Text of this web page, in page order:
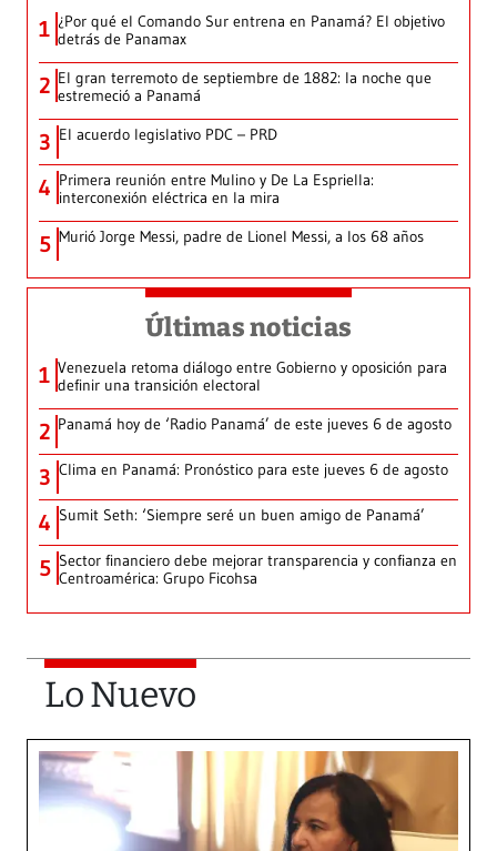
1 ¿Por qué el Comando Sur entrena en Panamá? El objetivo
detrás de Panamax
2 El gran terremoto de septiembre de 1882: la noche que
estremeció a Panamá
3 El acuerdo legislativo PDC – PRD
4 Primera reunión entre Mulino y De La Espriella:
interconexión eléctrica en la mira
5 Murió Jorge Messi, padre de Lionel Messi, a los 68 años
Últimas noticias
1 Venezuela retoma diálogo entre Gobierno y oposición para
definir una transición electoral
2 Panamá hoy de ‘Radio Panamá’ de este jueves 6 de agosto
3 Clima en Panamá: Pronóstico para este jueves 6 de agosto
4 Sumit Seth: ‘Siempre seré un buen amigo de Panamá’
5 Sector financiero debe mejorar transparencia y confianza en
Centroamérica: Grupo Ficohsa
Lo Nuevo